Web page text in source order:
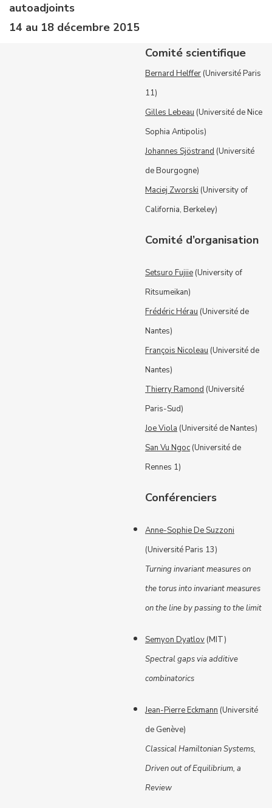
autoadjoints
14 au 18 décembre 2015
Comité scientifique
Bernard Helffer (Université Paris
11)
Gilles Lebeau (Université de Nice
Sophia Antipolis)
Johannes Sjöstrand (Université
de Bourgogne)
Maciej Zworski (University of
California, Berkeley)
Comité d’organisation
Setsuro Fujiie (University of
Ritsumeikan)
Frédéric Hérau (Université de
Nantes)
François Nicoleau (Université de
Nantes)
Thierry Ramond (Université
Paris-Sud)
Joe Viola (Université de Nantes)
San Vu Ngoc (Université de
Rennes 1)
Conférenciers
Anne-Sophie De Suzzoni
(Université Paris 13)
Turning invariant measures on
the torus into invariant measures
on the line by passing to the limit
Semyon Dyatlov (MIT)
Spectral gaps via additive
combinatorics
Jean-Pierre Eckmann (Université
de Genève)
Classical Hamiltonian Systems,
Driven out of Equilibrium, a
Review